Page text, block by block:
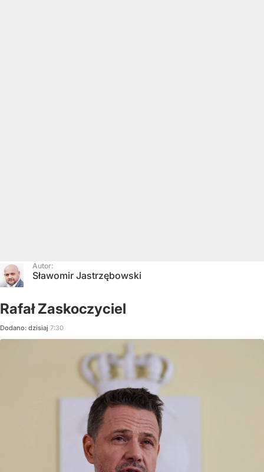
Autor:
Sławomir Jastrzębowski
Rafał Zaskoczyciel
Dodano: dzisiaj 7:30